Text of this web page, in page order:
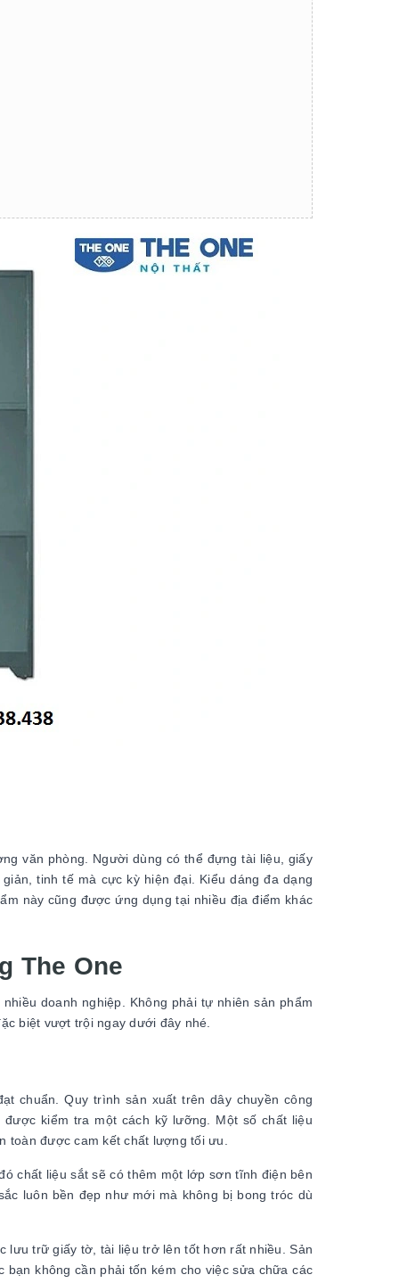
văn phòng. Người dùng có thể đựng tài liệu, giấy
tinh tế mà cực kỳ hiện đại. Kiểu dáng đa dạng
này cũng được ứng dụng tại nhiều địa điểm khác
The One
doanh nghiệp. Không phải tự nhiên sản phẩm
biệt vượt trội ngay dưới đây nhé.
chuẩn. Quy trình sản xuất trên dây chuyền công
kiểm tra một cách kỹ lưỡng. Một số chất liệu
toàn được cam kết chất lượng tối ưu.
chất liệu sắt sẽ có thêm một lớp sơn tĩnh điện bên
luôn bền đẹp như mới mà không bị bong tróc dù
lưu trữ giấy tờ, tài liệu trở lên tốt hơn rất nhiều. Sản
không cần phải tốn kém cho việc sửa chữa các